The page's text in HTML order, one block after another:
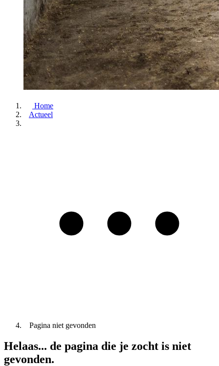
Home
Actueel
Pagina niet gevonden
Helaas... de pagina die je zocht is niet
gevonden.